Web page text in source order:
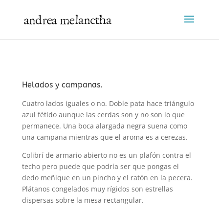
Helados y campanas.
Cuatro lados iguales o no. Doble pata hace triángulo
azul fétido aunque las cerdas son y no son lo que
permanece. Una boca alargada negra suena como
una campana mientras que el aroma es a cerezas.
Colibrí de armario abierto no es un plafón contra el
techo pero puede que podría ser que pongas el
dedo meñique en un pincho y el ratón en la pecera.
Plátanos congelados muy rígidos son estrellas
dispersas sobre la mesa rectangular.